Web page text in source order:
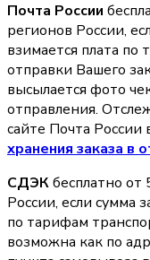
Почта России
регионов России,
взимается плата
отправки Вашего
высылается фото
отправления.
сайте Почта России
хранения заказа в
СДЭКбесплатно от
России, если сумма
по тарифам
возможна как по